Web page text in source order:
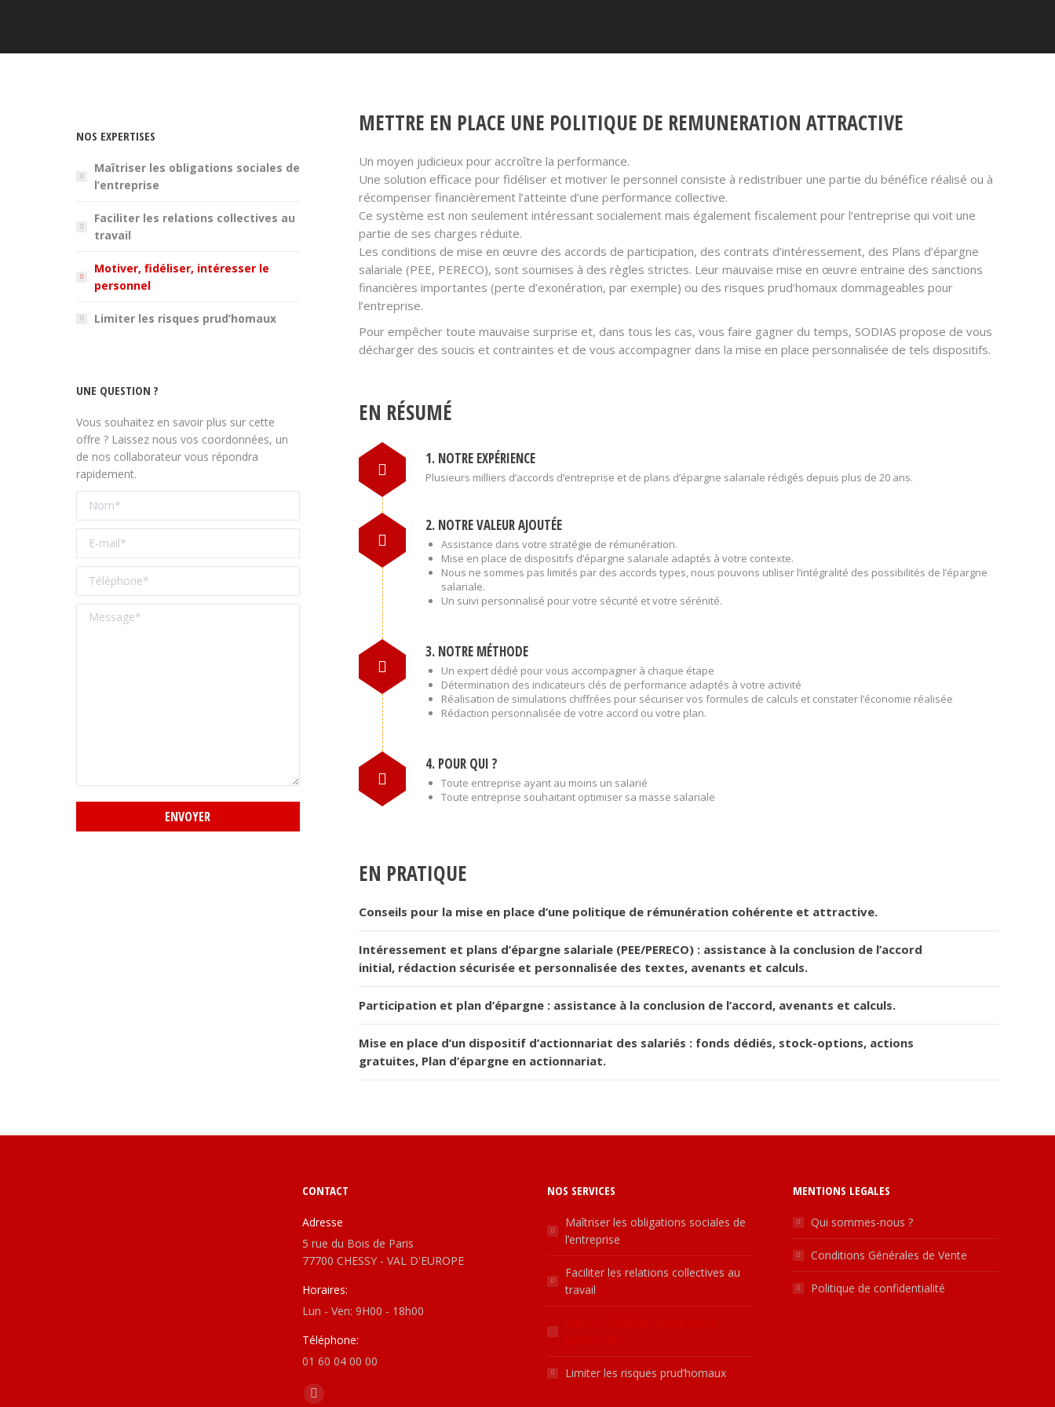
METTRE EN PLACE UNE POLITIQUE DE REMUNERATION ATTRACTIVE
Un moyen judicieux pour accroître la performance.
Une solution efficace pour fidéliser et motiver le personnel consiste à redistribuer une partie du bénéfice réalisé ou à
récompenser financièrement l’atteinte d’une performance collective.
Ce système est non seulement intéressant socialement mais également fiscalement pour l’entreprise qui voit une
partie de ses charges réduite.
Les conditions de mise en œuvre des accords de participation, des contrats d’intéressement, des Plans d’épargne
salariale (PEE, PERECO), sont soumises à des règles strictes. Leur mauvaise mise en œuvre entraine des sanctions
financières importantes (perte d’exonération, par exemple) ou des risques prud’homaux dommageables pour
l’entreprise.
Pour empêcher toute mauvaise surprise et, dans tous les cas, vous faire gagner du temps, SODIAS propose de vous
décharger des soucis et contraintes et de vous accompagner dans la mise en place personnalisée de tels dispositifs.
EN RÉSUMÉ
1. NOTRE EXPÉRIENCE
Plusieurs milliers d’accords d’entreprise et de plans d’épargne salariale rédigés depuis plus de 20 ans.
2. NOTRE VALEUR AJOUTÉE
Assistance dans votre stratégie de rémunération.
Mise en place de dispositifs d’épargne salariale adaptés à votre contexte.
Nous ne sommes pas limités par des accords types, nous pouvons utiliser l’intégralité des possibilités de l’épargne
salariale.
Un suivi personnalisé pour votre sécurité et votre sérénité.
3. NOTRE MÉTHODE
Un expert dédié pour vous accompagner à chaque étape
Détermination des indicateurs clés de performance adaptés à votre activité
Réalisation de simulations chiffrées pour sécuriser vos formules de calculs et constater l’économie réalisée
Rédaction personnalisée de votre accord ou votre plan.
4. POUR QUI ?
Toute entreprise ayant au moins un salarié
Toute entreprise souhaitant optimiser sa masse salariale
EN PRATIQUE
Conseils pour la mise en place d’une politique de rémunération cohérente et attractive.
Intéressement et plans d’épargne salariale (PEE/PERECO) : assistance à la conclusion de l’accord
initial, rédaction sécurisée et personnalisée des textes, avenants et calculs.
Participation et plan d’épargne : assistance à la conclusion de l’accord, avenants et calculs.
Mise en place d’un dispositif d’actionnariat des salariés : fonds dédiés, stock-options, actions
gratuites, Plan d’épargne en actionnariat.
NOS EXPERTISES
Maîtriser les obligations sociales de
l’entreprise
Faciliter les relations collectives au
travail
Motiver, fidéliser, intéresser le
personnel
Limiter les risques prud’homaux
UNE QUESTION ?
Vous souhaitez en savoir plus sur cette
offre ? Laissez nous vos coordonnées, un
de nos collaborateur vous répondra
rapidement.
CONTACT
Adresse
5 rue du Bois de Paris
77700 CHESSY - VAL D'EUROPE
Horaires:
Lun - Ven: 9H00 - 18h00
Téléphone:
01 60 04 00 00
Find us on:
Linkedin
NOS SERVICES
Maîtriser les obligations sociales de
l’entreprise
Faciliter les relations collectives au
travail
Limiter les risques prud’homaux
MENTIONS LEGALES
Qui sommes-nous ?
Conditions Générales de Vente
Politique de confidentialité